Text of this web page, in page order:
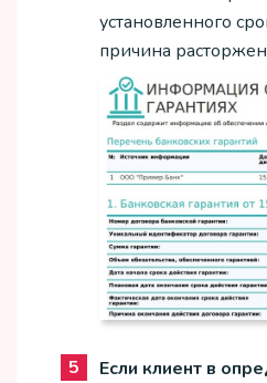
установленного
причина
Если клиент в